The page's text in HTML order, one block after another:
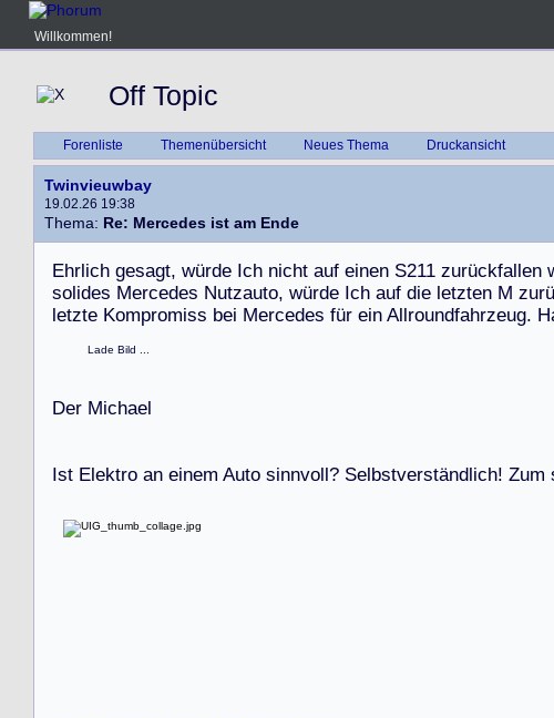
Willkommen!
Off Topic
Forenliste Themenübersicht Neues Thema Druckansicht
Twinvieuwbay
19.02.26 19:38
Thema: Re: Mercedes ist am Ende
Ehrlich gesagt, würde Ich nicht auf einen S211 zurückfallen
solides Mercedes Nutzauto, würde Ich auf die letzten M zurü
letzte Kompromiss bei Mercedes für ein Allroundfahrzeug. H
Lade Bild ...
Der Michael
Ist Elektro an einem Auto sinnvoll? Selbstverständlich! Zum